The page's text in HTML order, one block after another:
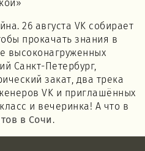
26 августа VK собирает
прокачать знания в
высоконагруженных
Санкт-Петербург,
закат, два трека
VK и приглашённых
и вечеринка! А что в
в Сочи .